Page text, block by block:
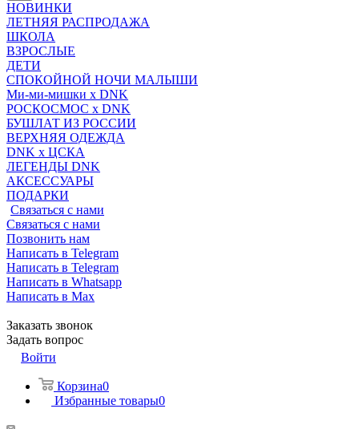
НОВИНКИ
ЛЕТНЯЯ РАСПРОДАЖА
ШКОЛА
ВЗРОСЛЫЕ
ДЕТИ
СПОКОЙНОЙ НОЧИ МАЛЫШИ
Ми-ми-мишки x DNK
РОСКОСМОС x DNK
БУШЛАТ ИЗ РОССИИ
ВЕРХНЯЯ ОДЕЖДА
DNK x ЦСКА
ЛЕГЕНДЫ DNK
АКСЕССУАРЫ
ПОДАРКИ
Связаться с нами
Связаться с нами
Позвонить нам
Написать в Telegram
Написать в Telegram
Написать в Whatsapp
Написать в Max
Заказать звонок
Задать вопрос
Войти
Корзина0
Избранные товары0